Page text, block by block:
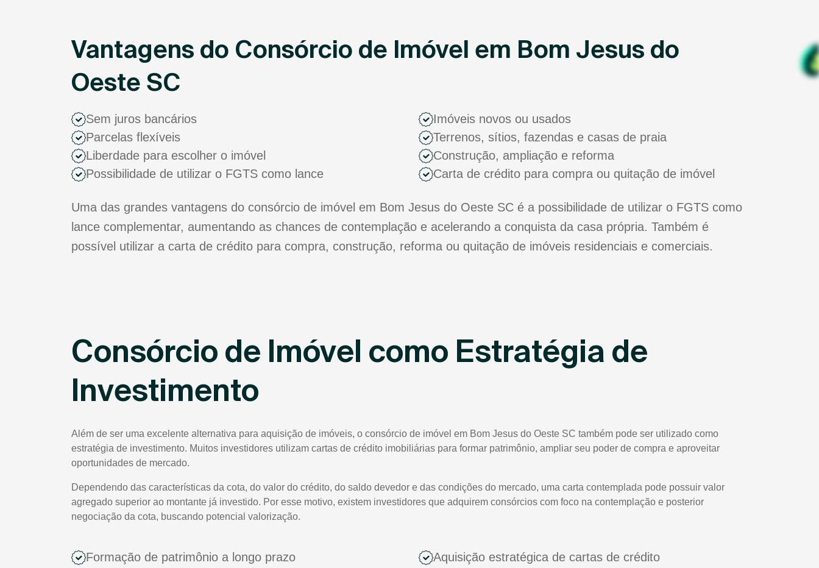
Vantagens do Consórcio de Imóvel em Bom Jesus do
Oeste SC
Sem juros bancários
Parcelas flexíveis
Liberdade para escolher o imóvel
Possibilidade de utilizar o FGTS como lance
Imóveis novos ou usados
Terrenos, sítios, fazendas e casas de praia
Construção, ampliação e reforma
Carta de crédito para compra ou quitação de imóvel
Uma das grandes vantagens do consórcio de imóvel em Bom Jesus do Oeste SC é a possibilidade de utilizar o FGTS como
lance complementar, aumentando as chances de contemplação e acelerando a conquista da casa própria. Também é
possível utilizar a carta de crédito para compra, construção, reforma ou quitação de imóveis residenciais e comerciais.
Consórcio de Imóvel como Estratégia de
Investimento
Além de ser uma excelente alternativa para aquisição de imóveis, o consórcio de imóvel em Bom Jesus do Oeste SC também pode ser utilizado como
estratégia de investimento. Muitos investidores utilizam cartas de crédito imobiliárias para formar patrimônio, ampliar seu poder de compra e aproveitar
oportunidades de mercado.
Dependendo das características da cota, do valor do crédito, do saldo devedor e das condições do mercado, uma carta contemplada pode possuir valor
agregado superior ao montante já investido. Por esse motivo, existem investidores que adquirem consórcios com foco na contemplação e posterior
negociação da cota, buscando potencial valorização.
Formação de patrimônio a longo prazo
Aquisição estratégica de cartas de crédito